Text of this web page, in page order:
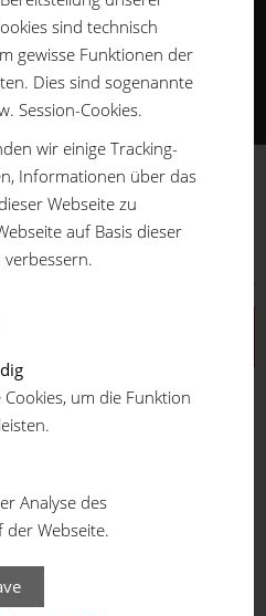
Aluprofilsystem
Winkel /
2
sind technisch
gewisse Funktionen der
Dies sind sogenannte
Session-Cookies.
wir einige Tracking-
Informationen über das
Webseite zu
auf Basis dieser
um die Funktion
Analyse des
der Webseite.